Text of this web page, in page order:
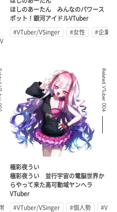
ほしのあーたん みんなのパワース
ポット！銀河アイドルVTuber
#VTuber/VSinger
#女性 #企業
003
系
Related VTuber 004
極彩夜うい
極彩夜うい 並行宇宙の電脳世界か
らやって来た高可動域ヤンヘラ
VTuber
#VTuber/VSinger
#個人勢